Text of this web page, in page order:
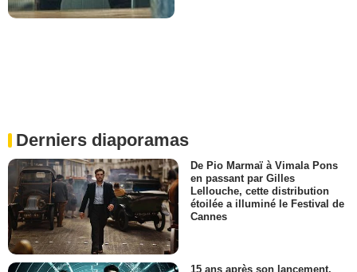
Derniers diaporamas
De Pio Marmaï à Vimala Pons
en passant par Gilles
Lellouche, cette distribution
étoilée a illuminé le Festival de
Cannes
15 ans après son lancement,